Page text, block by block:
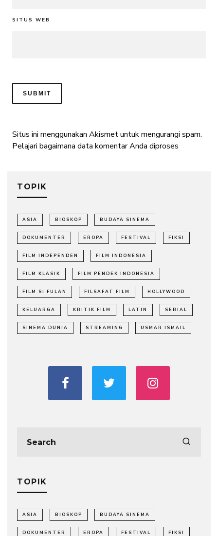
SITUS WEB
Situs ini menggunakan Akismet untuk mengurangi spam.
Pelajari bagaimana data komentar Anda diproses
TOPIK
ASIA BIOSKOP BUDAYA SINEMA
DOKUMENTER EROPA FESTIVAL FIKSI
FILM INDEPENDEN FILM INDONESIA
FILM KLASIK FILM PENDEK INDONESIA
FILM SI FULAN FILSAFAT FILM HOLLYWOOD
KELUARGA KRITIK FILM LATIN SERIAL
SINEMA DUNIA STREAMING USMAR ISMAIL
TOPIK
ASIA BIOSKOP BUDAYA SINEMA
DOKUMENTER EROPA FESTIVAL FIKSI